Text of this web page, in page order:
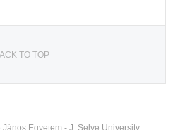
TO TOP
Egyetem - J. Selye University